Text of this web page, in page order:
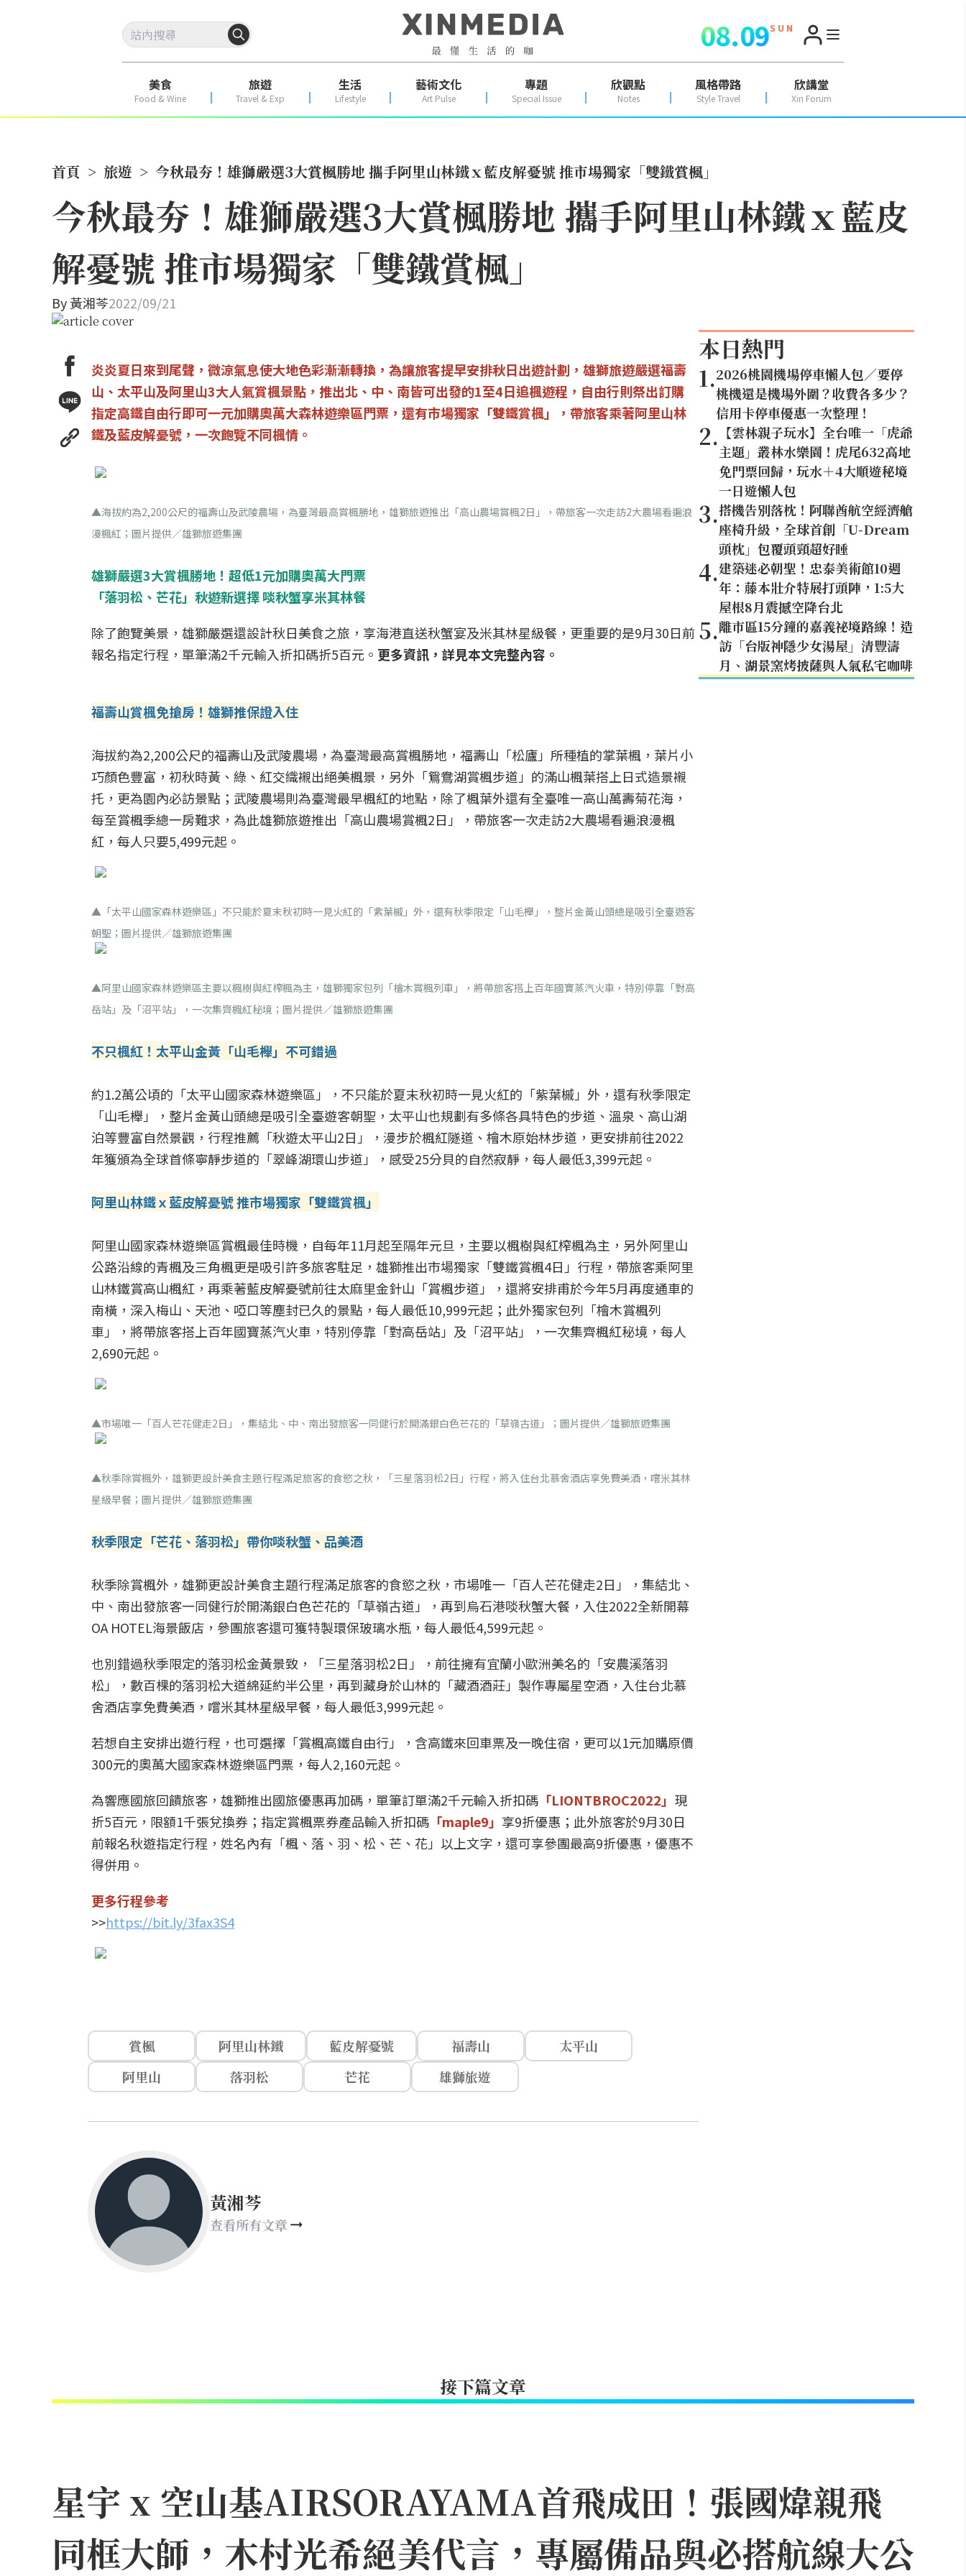
08.09S U N
美食
Food & Wine
旅遊
Travel & Exp
生活
Lifestyle
藝術文化
Art Pulse
專題
Special Issue
欣觀點
Notes
風格帶路
Style Travel
欣講堂
Xin Forum
首頁 > 旅遊 > 今秋最夯！雄獅嚴選3大賞楓勝地 攜手阿里山林鐵ｘ藍皮解憂號 推市場獨家「雙鐵賞楓」
今秋最夯！雄獅嚴選3大賞楓勝地 攜手阿里山林鐵ｘ藍皮
解憂號 推市場獨家「雙鐵賞楓」
By黃湘芩2022/09/21
炎炎夏日來到尾聲，微涼氣息使大地色彩漸漸轉換，為讓旅客提早安排秋日出遊計劃，雄獅旅遊嚴選福壽
山、太平山及阿里山3大人氣賞楓景點，推出北、中、南皆可出發的1至4日追楓遊程，自由行則祭出訂購
指定高鐵自由行即可一元加購奧萬大森林遊樂區門票，還有市場獨家「雙鐵賞楓」，帶旅客乘著阿里山林
鐵及藍皮解憂號，一次飽覽不同楓情。
▲海拔約為2,200公尺的福壽山及武陵農場，為臺灣最高賞楓勝地，雄獅旅遊推出「高山農場賞楓2日」，帶旅客一次走訪2大農場看遍浪
漫楓紅；圖片提供／雄獅旅遊集團
雄獅嚴選3大賞楓勝地！超低1元加購奧萬大門票
「落羽松、芒花」秋遊新選擇 啖秋蟹享米其林餐
除了飽覽美景，雄獅嚴選還設計秋日美食之旅，享海港直送秋蟹宴及米其林星級餐，更重要的是9月30日前
報名指定行程，單筆滿2千元輸入折扣碼折5百元。 更多資訊，詳見本文完整內容。
福壽山賞楓免搶房！雄獅推保證入住
海拔約為2,200公尺的福壽山及武陵農場，為臺灣最高賞楓勝地，福壽山「松廬」所種植的掌葉楓，葉片小
巧顏色豐富，初秋時黃、綠、紅交織襯出絕美楓景，另外「鴛鴦湖賞楓步道」的滿山楓葉搭上日式造景襯
托，更為園內必訪景點；武陵農場則為臺灣最早楓紅的地點，除了楓葉外還有全臺唯一高山萬壽菊花海，
每至賞楓季總一房難求，為此雄獅旅遊推出「高山農場賞楓2日」，帶旅客一次走訪2大農場看遍浪漫楓
紅，每人只要5,499元起。
▲「太平山國家森林遊樂區」不只能於夏末秋初時一見火紅的「紫葉槭」外，還有秋季限定「山毛櫸」，整片金黃山頭總是吸引全臺遊客
朝聖；圖片提供／雄獅旅遊集團
▲阿里山國家森林遊樂區主要以楓樹與紅榨楓為主，雄獅獨家包列「檜木賞楓列車」，將帶旅客搭上百年國寶蒸汽火車，特別停靠「對高
岳站」及「沼平站」，一次集齊楓紅秘境；圖片提供／雄獅旅遊集團
不只楓紅！太平山金黃「山毛櫸」不可錯過
約1.2萬公頃的「太平山國家森林遊樂區」，不只能於夏末秋初時一見火紅的「紫葉槭」外，還有秋季限定
「山毛櫸」，整片金黃山頭總是吸引全臺遊客朝聖，太平山也規劃有多條各具特色的步道、溫泉、高山湖
泊等豐富自然景觀，行程推薦「秋遊太平山2日」，漫步於楓紅隧道、檜木原始林步道，更安排前往2022
年獲頒為全球首條寧靜步道的「翠峰湖環山步道」，感受25分貝的自然寂靜，每人最低3,399元起。
阿里山林鐵ｘ藍皮解憂號 推市場獨家「雙鐵賞楓」
阿里山國家森林遊樂區賞楓最佳時機，自每年11月起至隔年元旦，主要以楓樹與紅榨楓為主，另外阿里山
公路沿線的青楓及三角楓更是吸引許多旅客駐足，雄獅推出市場獨家「雙鐵賞楓4日」行程，帶旅客乘阿里
山林鐵賞高山楓紅，再乘著藍皮解憂號前往太麻里金針山「賞楓步道」，還將安排甫於今年5月再度通車的
南橫，深入梅山、天池、啞口等塵封已久的景點，每人最低10,999元起；此外獨家包列「檜木賞楓列
車」，將帶旅客搭上百年國寶蒸汽火車，特別停靠「對高岳站」及「沼平站」，一次集齊楓紅秘境，每人
2,690元起。
▲市場唯一「百人芒花健走2日」，集結北、中、南出發旅客一同健行於開滿銀白色芒花的「草嶺古道」；圖片提供／雄獅旅遊集團
▲秋季除賞楓外，雄獅更設計美食主題行程滿足旅客的食慾之秋，「三星落羽松2日」行程，將入住台北慕舍酒店享免費美酒，嚐米其林
星級早餐；圖片提供／雄獅旅遊集團
秋季限定「芒花、落羽松」帶你啖秋蟹、品美酒
秋季除賞楓外，雄獅更設計美食主題行程滿足旅客的食慾之秋，市場唯一「百人芒花健走2日」，集結北、
中、南出發旅客一同健行於開滿銀白色芒花的「草嶺古道」，再到烏石港啖秋蟹大餐，入住2022全新開幕
OA HOTEL海景飯店，參團旅客還可獲特製環保玻璃水瓶，每人最低4,599元起。
也別錯過秋季限定的落羽松金黃景致，「三星落羽松2日」，前往擁有宜蘭小歐洲美名的「安農溪落羽
松」，數百棵的落羽松大道綿延約半公里，再到藏身於山林的「藏酒酒莊」製作專屬星空酒，入住台北慕
舍酒店享免費美酒，嚐米其林星級早餐，每人最低3,999元起。
若想自主安排出遊行程，也可選擇「賞楓高鐵自由行」，含高鐵來回車票及一晚住宿，更可以1元加購原價
300元的奧萬大國家森林遊樂區門票，每人2,160元起。
為響應國旅回饋旅客，雄獅推出國旅優惠再加碼，單筆訂單滿2千元輸入折扣碼 「LIONTBROC2022」 現
折5百元，限額1千張兌換券；指定賞楓票券產品輸入折扣碼 「maple9」 享9折優惠；此外旅客於9月30日
前報名秋遊指定行程，姓名內有「楓、落、羽、松、芒、花」以上文字，還可享參團最高9折優惠，優惠不
得併用。
更多行程參考
>>https://bit.ly/3fax3S4
賞楓 阿里山林鐵 藍皮解憂號 福壽山
太平山
阿里山
落羽松 芒花 雄獅旅遊
黃湘芩
查看所有文章
本日熱門
1.2026桃園機場停車懶人包／要停
桃機還是機場外圍？收費各多少？
信用卡停車優惠一次整理！
2. 【雲林親子玩水】全台唯一「虎爺
主題」叢林水樂園！虎尾632高地
免門票回歸，玩水＋4大順遊秘境
一日遊懶人包
3.搭機告別落枕！阿聯酋航空經濟艙
座椅升級，全球首創「U-Dream
頭枕」包覆頭頸超好睡
4.建築迷必朝聖！忠泰美術館10週
年：藤本壯介特展打頭陣，1:5大
屋根8月震撼空降台北
5.離市區15分鐘的嘉義祕境路線！造
訪「台版神隱少女湯屋」清豐濤
月、湖景窯烤披薩與人氣私宅咖啡
接下篇文章
星宇 x 空山基AIRSORAYAMA首飛成田！張國煒親飛
同框大師，木村光希絕美代言，專屬備品與必搭航線大公